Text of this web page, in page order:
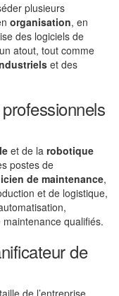
plusieurs
organisation, en
des logiciels de
atout, tout comme
et des
et de la robotique
postes de
de maintenance,
et de logistique,
qualifiés.
de
de l’entreprise,